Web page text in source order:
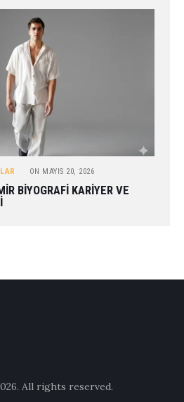
ON MAYIS 20, 2026
BIYOGRAFI KARIYER VE
All rights reserved.